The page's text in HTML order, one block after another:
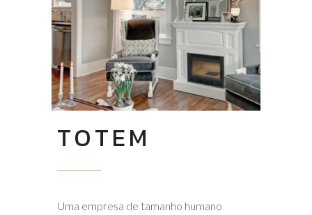
TOTEM
Uma empresa de tamanho humano